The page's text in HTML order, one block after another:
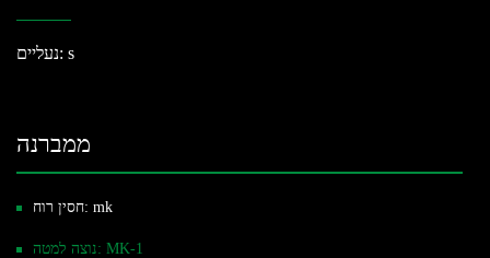
נעליים: s
ממברנה
חסין רוח: mk
נוצה למטה: MK-1